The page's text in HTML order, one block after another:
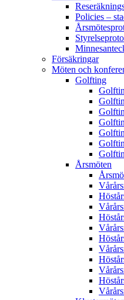
Policies –
Försäkringar
Möten och
Golfting
Årsmöten